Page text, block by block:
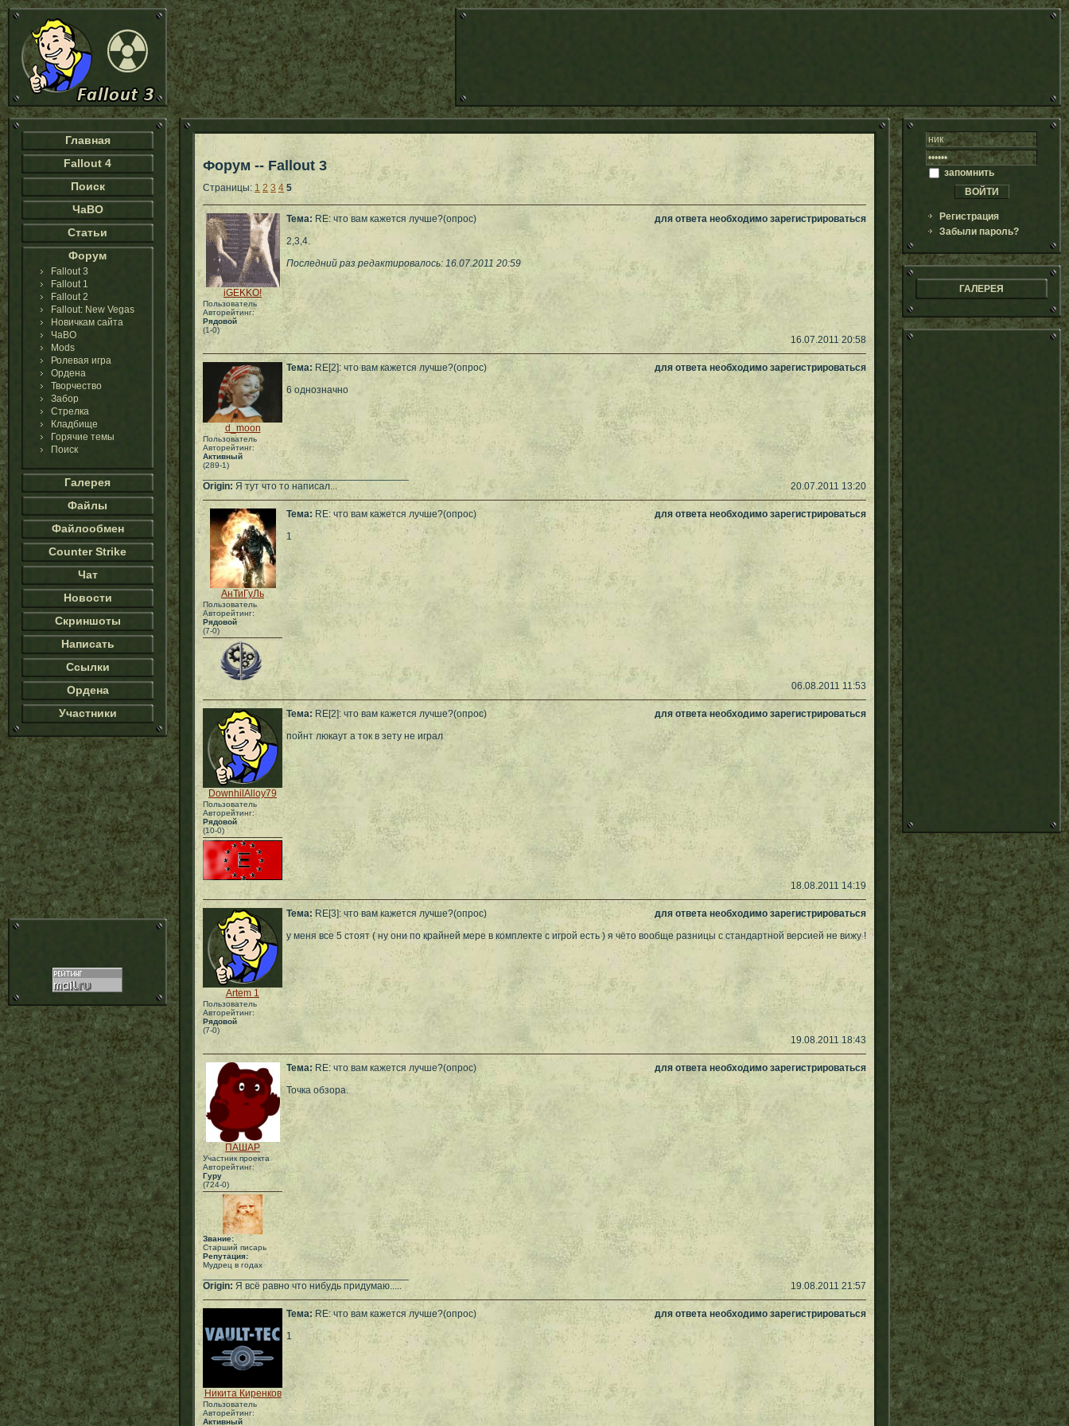
Главная
Fallout 4
Поиск
ЧаВО
Статьи
Форум
Fallout 3
Fallout 1
Fallout 2
Fallout: New Vegas
Новичкам сайта
ЧаВО
Mods
Ролевая игра
Ордена
Творчество
Забор
Стрелка
Кладбище
Горячие темы
Поиск
Галерея
Файлы
Файлообмен
Counter Strike
Чат
Новости
Скриншоты
Написать
Ссылки
Ордена
Участники
Форум -- Fallout 3
Страницы: 1 2 3 4 5
iGEKKO!
Пользователь
Авторейтинг:
Рядовой
(1-0)
Тема: RE: что вам кажется лучше?(опрос)
для ответа необходимо зарегистрироваться
2,3,4.
Последний раз редактировалось: 16.07.2011 20:59
16.07.2011 20:58
d_moon
Пользователь
Авторейтинг:
Активный
(289-1)
Тема: RE[2]: что вам кажется лучше?(опрос)
для ответа необходимо зарегистрироваться
6 однозначно
_____________________________________
Origin: Я тут что то написал... 20.07.2011 13:20
АнТиГуЛь
Пользователь
Авторейтинг:
Рядовой
(7-0)
Тема: RE: что вам кажется лучше?(опрос)
для ответа необходимо зарегистрироваться
1
06.08.2011 11:53
DownhilAlloy79
Пользователь
Авторейтинг:
Рядовой
(10-0)
Тема: RE[2]: что вам кажется лучше?(опрос)
для ответа необходимо зарегистрироваться
пойнт люкаут а ток в зету не играл
18.08.2011 14:19
Artem 1
Пользователь
Авторейтинг:
Рядовой
(7-0)
Тема: RE[3]: что вам кажется лучше?(опрос)
для ответа необходимо зарегистрироваться
у меня все 5 стоят ( ну они по крайней мере в комплекте с игрой есть ) я чёто вообще разницы с стандартной версией не вижу !
19.08.2011 18:43
ПАШАР
Участник проекта
Авторейтинг:
Гуру
(724-0)
Звание:
Старший писарь
Репутация:
Мудрец в годах
Тема: RE: что вам кажется лучше?(опрос)
для ответа необходимо зарегистрироваться
Точка обзора.
_____________________________________
Origin: Я всё равно что нибудь придумаю..... 19.08.2011 21:57
Никита Киренков
Пользователь
Авторейтинг:
Активный
Тема: RE: что вам кажется лучше?(опрос)
для ответа необходимо зарегистрироваться
1
запомнить
Регистрация
Забыли пароль?
ГАЛЕРЕЯ